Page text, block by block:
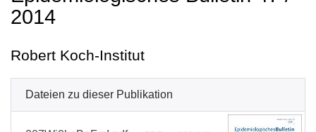
2014
Robert Koch-Institut
Dateien zu dieser Publikation